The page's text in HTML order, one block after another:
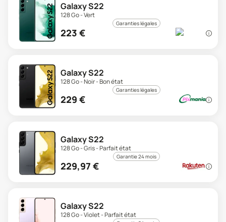
Galaxy S22
128 Go - Vert
Garanties légales
223 €
Galaxy S22
128 Go - Noir - Bon état
Garanties légales
229 €
Galaxy S22
128 Go - Gris - Parfait état
Garantie 24 mois
229,97 €
Galaxy S22
128 Go - Violet - Parfait état